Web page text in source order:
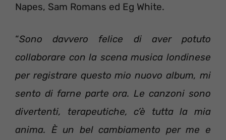
Napes, Sam Romans ed Eg White.
“Sono davvero felice di aver potuto
collaborare con la scena musica londinese
per registrare questo mio nuovo album, mi
sento di farne parte ora. Le canzoni sono
divertenti, terapeutiche, c’è tutta la mia
anima. È un bel cambiamento per me e